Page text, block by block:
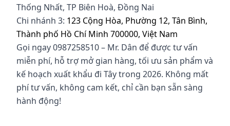
Thống Nhất, TP Biên Hoà, Đồng Nai
Chi nhánh 3: 123 Cộng Hòa, Phường 12, Tân Bình,
Thành phố Hồ Chí Minh 700000, Việt Nam
Gọi ngay 0987258510 – Mr. Dân để được tư vấn
miễn phí, hỗ trợ mở gian hàng, tối ưu sản phẩm và
kế hoạch xuất khẩu đi Tây trong 2026. Không mất
phí tư vấn, không cam kết, chỉ cần bạn sẵn sàng
hành động!